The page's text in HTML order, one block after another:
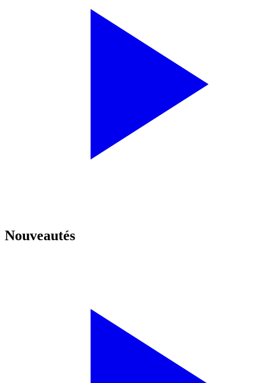
Nouveautés